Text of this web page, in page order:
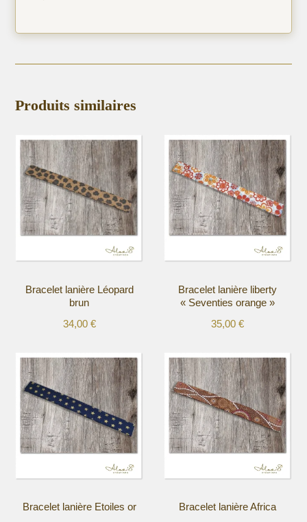
Produits similaires
Bracelet lanière Léopard
brun
34,00 €
plusieurs
variations.
Les
options
peuvent
être
sur
page
Bracelet lanière liberty
« Seventies orange »
35,00€
plusieurs
variations.
Les
options
peuvent
être
sur
page
Bracelet lanière Etoiles or Bracelet lanière Africa